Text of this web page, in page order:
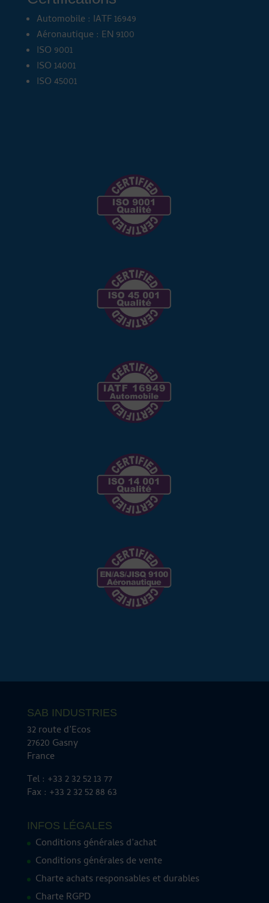
Automobile : IATF 16949
Aéronautique : EN 9100
ISO 9001
ISO 14001
ISO 45001
SAB INDUSTRIES
32 route d’Ecos
27620 Gasny
France
Tel : +33 2 32 52 13 77
Fax : +33 2 32 52 88 63
INFOS LÉGALES
Conditions générales d’achat
Conditions générales de vente
Charte achats responsables et durables
Charte RGPD